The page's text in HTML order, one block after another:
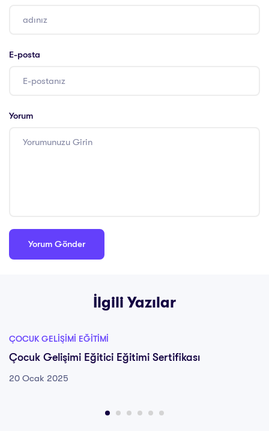
E-posta
Yorum
İlgili Yazılar
ÇOCUK GELIŞIMI EĞITIMI
Çocuk Gelişimi Eğitici Eğitimi Sertifikası
20 Ocak 2025